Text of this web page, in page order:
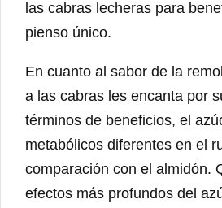
las cabras lecheras para
pienso único.
En cuanto al sabor de la
a las cabras les encanta por
términos de beneficios, el
metabólicos diferentes en el
comparación con el almidón.
efectos más profundos del